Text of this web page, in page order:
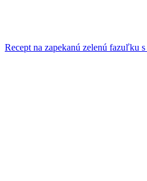
Recept na zapekanú zelenú fazuľku